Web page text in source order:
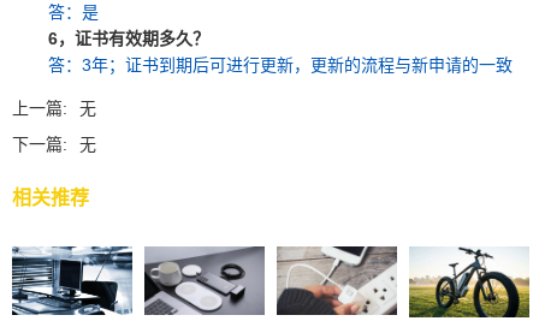
答：是
6，证书有效期多久？
答：3年；证书到期后可进行更新，更新的流程与新申请的一致
上一篇:
无
下一篇:
无
相关推荐